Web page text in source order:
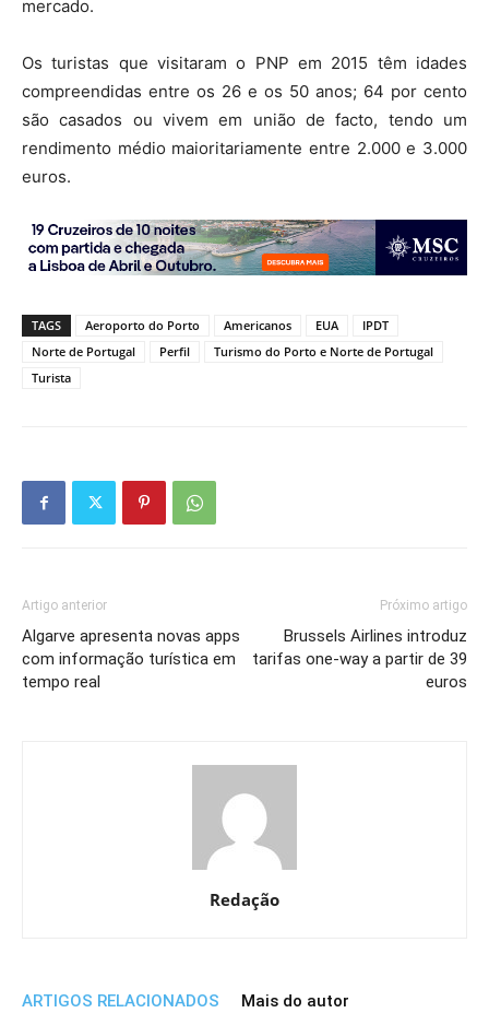
mercado.
Os turistas que visitaram o PNP em 2015 têm idades
compreendidas entre os 26 e os 50 anos; 64 por cento
são casados ou vivem em união de facto, tendo um
rendimento médio maioritariamente entre 2.000 e 3.000
euros.
TAGS Aeroporto do Porto Americanos EUA
IPDT
Norte de Portugal
Perfil
Turismo do Porto e Norte de Portugal
Turista
Artigo anterior
Algarve apresenta novas apps
com informação turística em
tempo real
Próximo artigo
Brussels Airlines introduz
tarifas one-way a partir de 39
euros
Redação
ARTIGOS RELACIONADOS Mais do autor